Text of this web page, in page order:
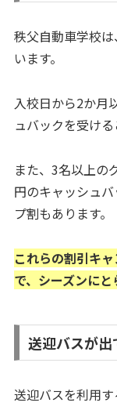
秩父自動車学校
います。
入校日から2か月
ュバックを受け
また、3名以上の
円のキャッシュ
プ割もあります。
これらの割引キ
で、シーズンにと
送迎バスが出
送迎バスを利用す